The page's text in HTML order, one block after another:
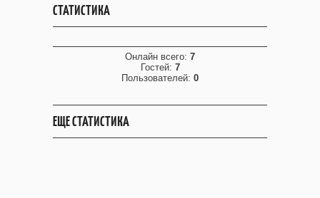
СТАТИСТИКА
Онлайн всего: 7
Гостей: 7
Пользователей: 0
ЕЩЕ СТАТИСТИКА